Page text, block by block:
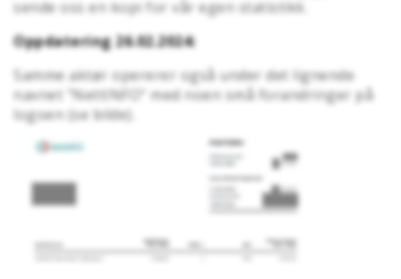
sende oss en kopi for vår egen statistikk.
Oppdatering 26.02.2024:
Samme aktør opererer også under det lignende
navnet "NettINFO" med noen små forandringer på
logoen (se bilde).